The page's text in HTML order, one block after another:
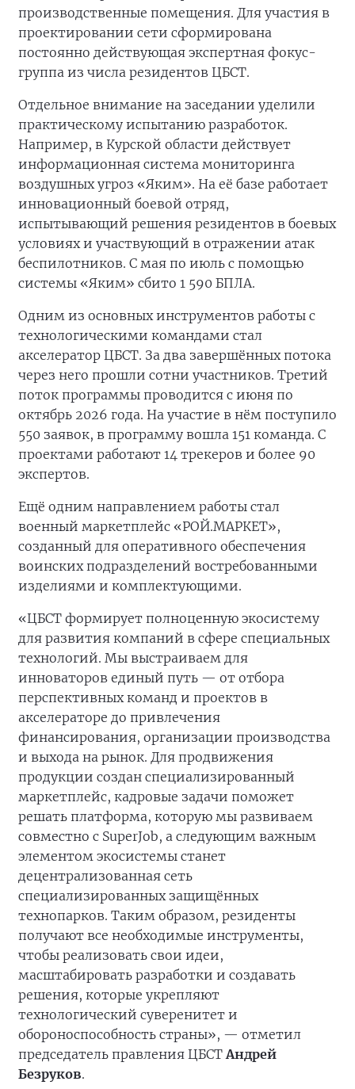
производственные помещения. Для участия в
проектировании сети сформирована
постоянно действующая экспертная фокус-
группа из числа резидентов ЦБСТ.
Отдельное внимание на заседании уделили
практическому испытанию разработок.
Например, в Курской области действует
информационная система мониторинга
воздушных угроз «Яким». На её базе работает
инновационный боевой отряд,
испытывающий решения резидентов в боевых
условиях и участвующий в отражении атак
беспилотников. С мая по июль с помощью
системы «Яким» сбито 1 590 БПЛА.
Одним из основных инструментов работы с
технологическими командами стал
акселератор ЦБСТ. За два завершённых потока
через него прошли сотни участников. Третий
поток программы проводится с июня по
октябрь 2026 года. На участие в нём поступило
550 заявок, в программу вошла 151 команда. С
проектами работают 14 трекеров и более 90
экспертов.
Ещё одним направлением работы стал
военный маркетплейс «РОЙ.МАРКЕТ»,
созданный для оперативного обеспечения
воинских подразделений востребованными
изделиями и комплектующими.
«ЦБСТ формирует полноценную экосистему
для развития компаний в сфере специальных
технологий. Мы выстраиваем для
инноваторов единый путь — от отбора
перспективных команд и проектов в
акселераторе до привлечения
финансирования, организации производства
и выхода на рынок. Для продвижения
продукции создан специализированный
маркетплейс, кадровые задачи поможет
решать платформа, которую мы развиваем
совместно с SuperJob, а следующим важным
элементом экосистемы станет
децентрализованная сеть
специализированных защищённых
технопарков. Таким образом, резиденты
получают все необходимые инструменты,
чтобы реализовать свои идеи,
масштабировать разработки и создавать
решения, которые укрепляют
технологический суверенитет и
обороноспособность страны», — отметил
председатель правления ЦБСТАндрей
Безруков.